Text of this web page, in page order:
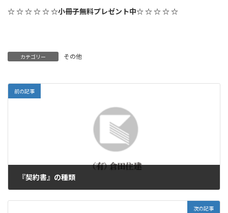
☆ ☆ ☆ ☆ ☆ ☆小冊子無料プレゼント中☆ ☆ ☆ ☆ ☆
カテゴリー その他
前の記事
『契約書』の種類
次の記事